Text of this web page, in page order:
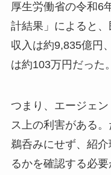
厚生労働省の令和6
計結果」によると
収入は約9,835億円
は約103万円だった。
つまり、エージェ
ス上の利害がある
鵜呑みにせず、紹
るかを確認する必要